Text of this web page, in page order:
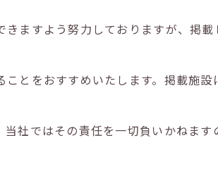
ますよう努力しておりますが、掲
とをおすすめいたします。掲載施
社ではその責任を一切負いかねます